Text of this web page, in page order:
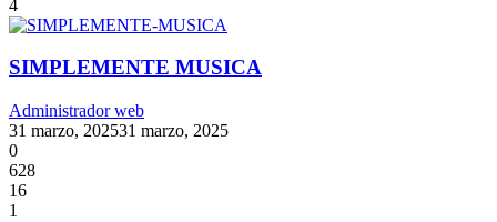
4
SIMPLEMENTE MUSICA
Administrador web
31 marzo, 202531 marzo, 2025
0
628
16
1